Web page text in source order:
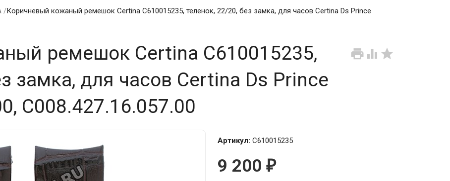
/Коричневый кожаный ремешок Certina C610015235, теленок, 22/20, без замка, для часов Certina Ds Prince
  
ремешок Certina C610015235,
замка, для часов Certina Ds Prince
C008.427.16.057.00
Артикул: C610015235
9 200 ₽